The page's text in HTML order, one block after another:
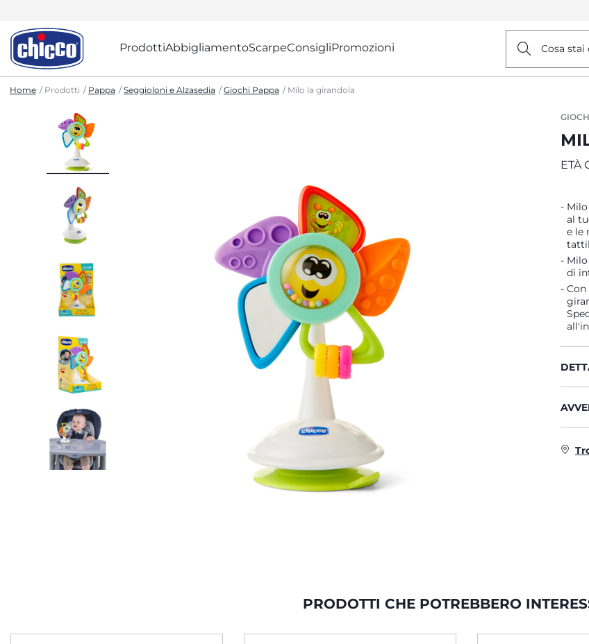
ProdottiAbbigliamentoScarpeConsigliPromozioni Cosa stai
Home Prodotti Pappa Seggioloni e Alzasedia Giochi Pappa Milo la girandola
ETÀ
al
e le
di
PRODOTTI CHE POTREBBERO